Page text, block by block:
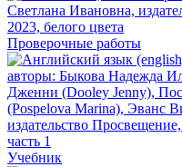
Проверочные работы
Учебник